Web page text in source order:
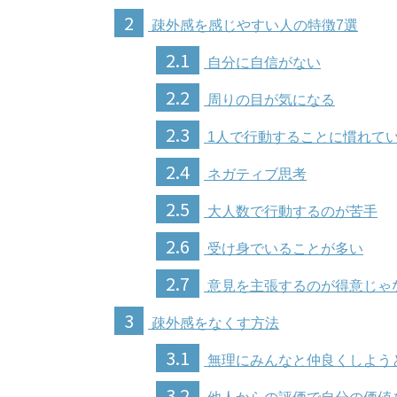
2 疎外感を感じやすい人の特徴7選
2.1 自分に自信がない
2.2 周りの目が気になる
2.3 1人で行動することに慣れて
2.4 ネガティブ思考
2.5 大人数で行動するのが苦手
2.6 受け身でいることが多い
2.7 意見を主張するのが得意じゃ
3 疎外感をなくす方法
3.1 無理にみんなと仲良くしよう